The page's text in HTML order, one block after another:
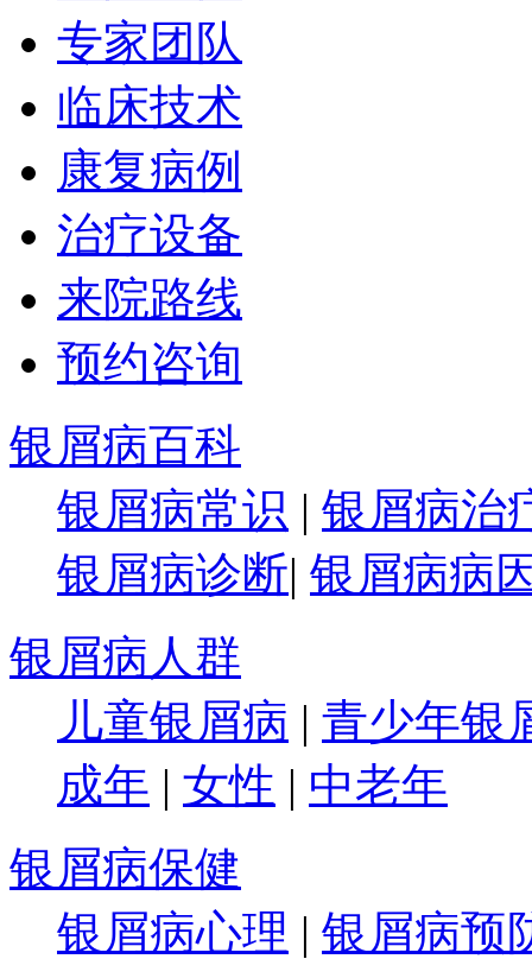
专家团队
临床技术
康复病例
治疗设备
来院路线
预约咨询
银屑病百科
银屑病常识 | 银屑病治
银屑病诊断| 银屑病病
银屑病人群
儿童银屑病 | 青少年银
成年 | 女性 | 中老年
银屑病保健
银屑病心理 | 银屑病预